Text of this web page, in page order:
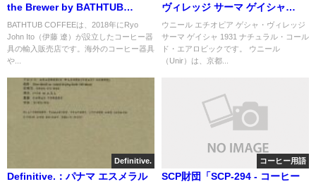
the Brewer by BATHTUB
COFFEE
BATHTUB COFFEEは、2018年にRyo
John Ito（伊藤 遼）が設立したコーヒー器
具の輸入販売店です。海外のコーヒー器具
や...
ヴィレッジ サーマ ゲイシャ
1931 ナチュラル・コールド・エ
アロビック
ウニール エチオピア ゲシャ・ヴィレッジ
サーマ ゲイシャ 1931 ナチュラル・コール
ド・エアロビックです。 ウニール
（Unir）は、京都...
Definitive.
Definitive.：パナマ エスメラル
コーヒー用語
SCP財団「SCP-294 - コーヒー